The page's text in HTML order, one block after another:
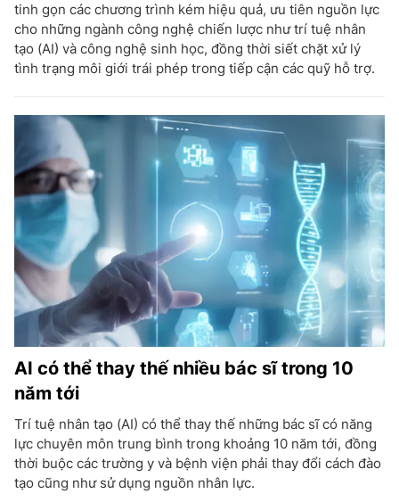
tinh gọn các chương trình kém hiệu quả, ưu tiên nguồn lực
cho những ngành công nghệ chiến lược như trí tuệ nhân
tạo (AI) và công nghệ sinh học, đồng thời siết chặt xử lý
tình trạng môi giới trái phép trong tiếp cận các quỹ hỗ trợ.
AI có thể thay thế nhiều bác sĩ trong 10
năm tới
Trí tuệ nhân tạo (AI) có thể thay thế những bác sĩ có năng
lực chuyên môn trung bình trong khoảng 10 năm tới, đồng
thời buộc các trường y và bệnh viện phải thay đổi cách đào
tạo cũng như sử dụng nguồn nhân lực.